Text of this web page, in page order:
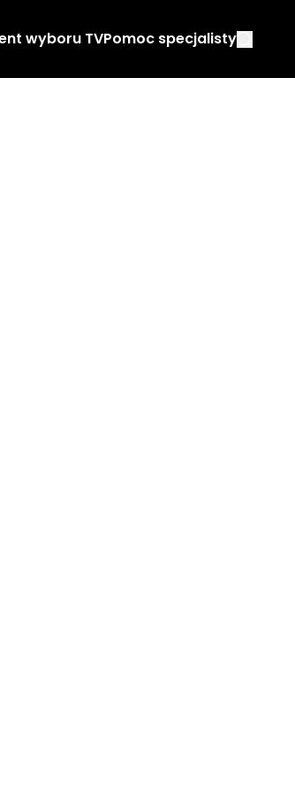
wyboru TVPomoc specjalisty